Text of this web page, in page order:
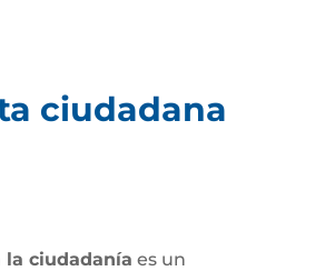
ciudadana
la ciudadanía es un